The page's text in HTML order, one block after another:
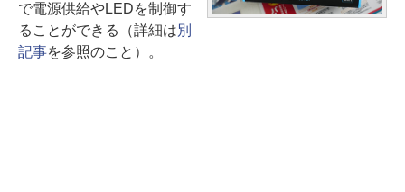
で電源供給やLEDを制御す
ることができる（詳細は別
記事を参照のこと）。